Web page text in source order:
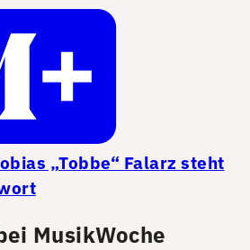
„Tobbe“ Falarz steht
MusikWoche